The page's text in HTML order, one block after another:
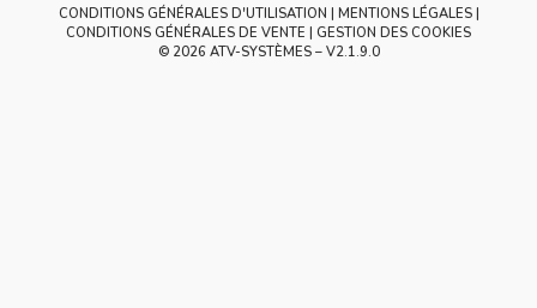
CONDITIONS GÉNÉRALES D'UTILISATION
MENTIONS LÉGALES
CONDITIONS GÉNÉRALES DE VENTE
GESTION DES COOKIES
© 2026 ATV-SYSTÈMES – V2.1.9.0